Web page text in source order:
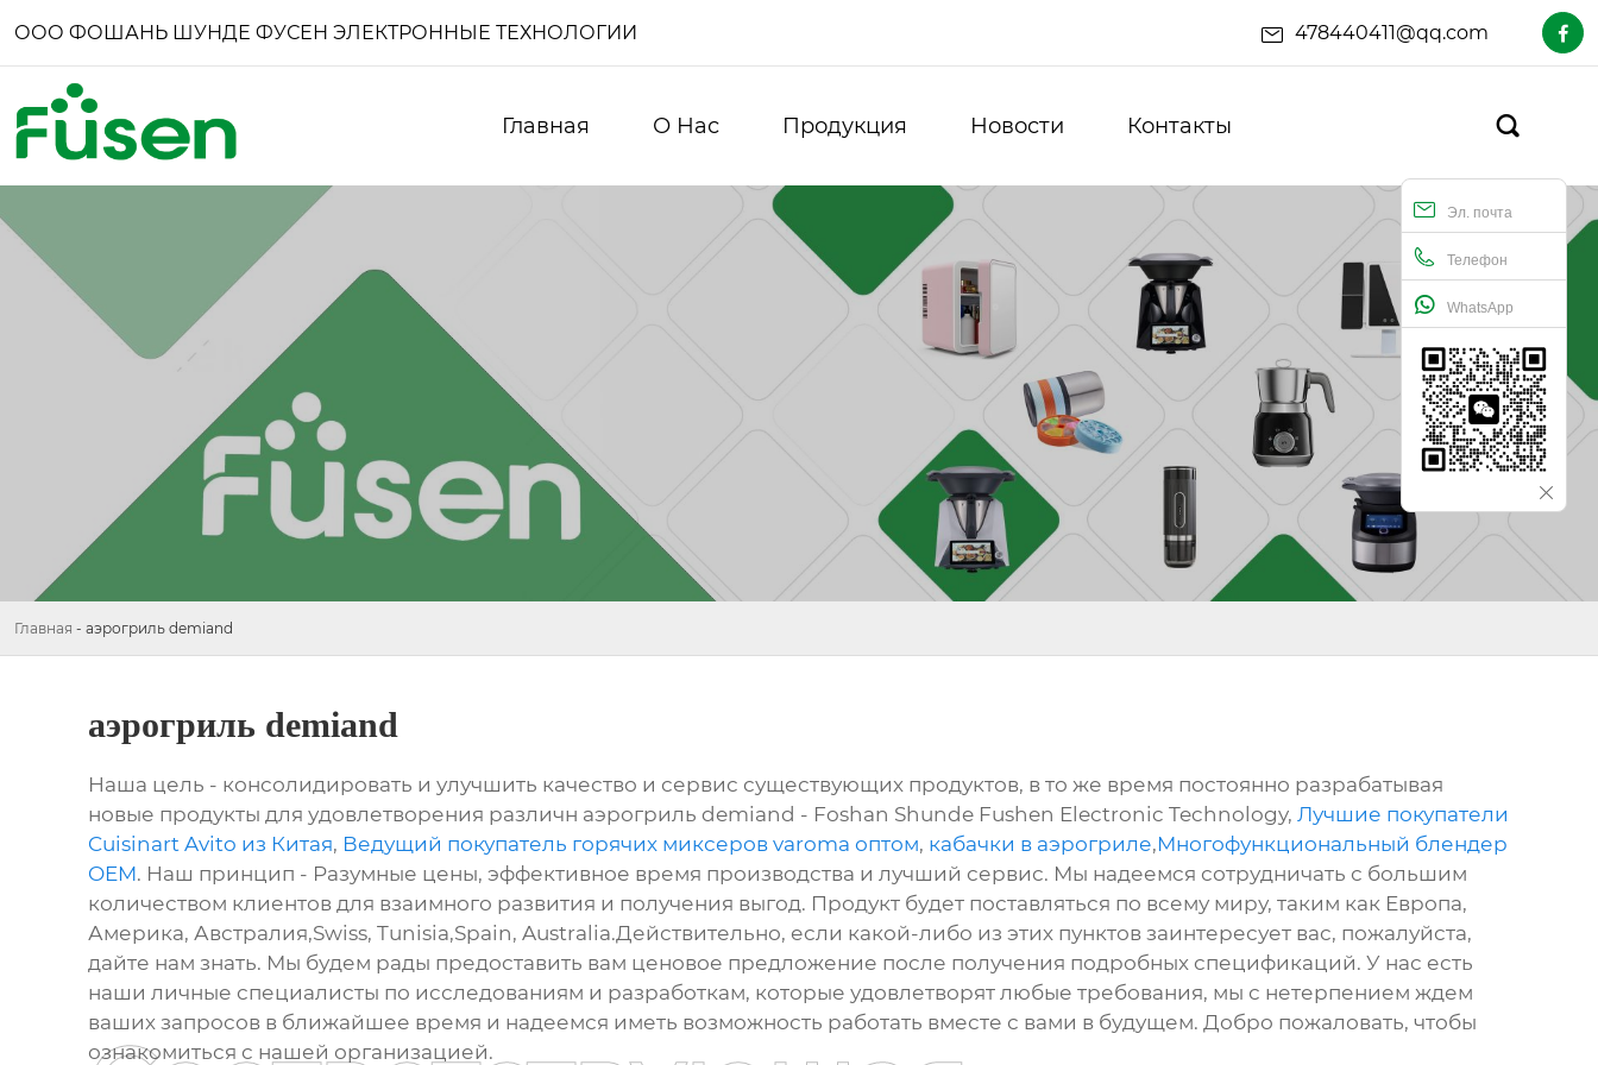
ООО ФОШАНЬ ШУНДЕ ФУСЕН ЭЛЕКТРОННЫЕ ТЕХНОЛОГИИ 478440411@qq.com 
Главная О Нас Продукция Новости Контакты 
Эл. почта
Телефон
WhatsApp
Главная - аэрогриль demiand
аэрогриль demiand
Наша цель - консолидировать и улучшить качество и сервис существующих продуктов, в то же время постоянно разрабатывая
новые продукты для удовлетворения различн аэрогриль demiand - Foshan Shunde Fushen Electronic Technology, Лучшие покупатели
Cuisinart Avito из Китая, Ведущий покупатель горячих миксеров varoma оптом, кабачки в аэрогриле,Многофункциональный блендер
OEM. Наш принцип - Разумные цены, эффективное время производства и лучший сервис. Мы надеемся сотрудничать с большим
количеством клиентов для взаимного развития и получения выгод. Продукт будет поставляться по всему миру, таким как Европа,
Америка, Австралия,Swiss, Tunisia,Spain, Australia.Действительно, если какой-либо из этих пунктов заинтересует вас, пожалуйста,
дайте нам знать. Мы будем рады предоставить вам ценовое предложение после получения подробных спецификаций. У нас есть
наши личные специалисты по исследованиям и разработкам, которые удовлетворят любые требования, мы с нетерпением ждем
ваших запросов в ближайшее время и надеемся иметь возможность работать вместе с вами в будущем. Добро пожаловать, чтобы
ознакомиться с нашей организацией.